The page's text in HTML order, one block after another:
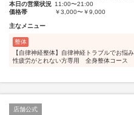
本日の営業状況 11:00〜21:00
価格帯
￥3,000〜￥9,000
主なメニュー
整体
【自律神経整体】自律神経トラブルでお悩
性疲労がとれない方専用 全身整体コース
店舗公式